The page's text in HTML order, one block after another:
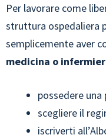
Per lavorare come
struttura ospedaliera
semplicemente aver
medicina o
possedere una
scegliere il
iscriverti